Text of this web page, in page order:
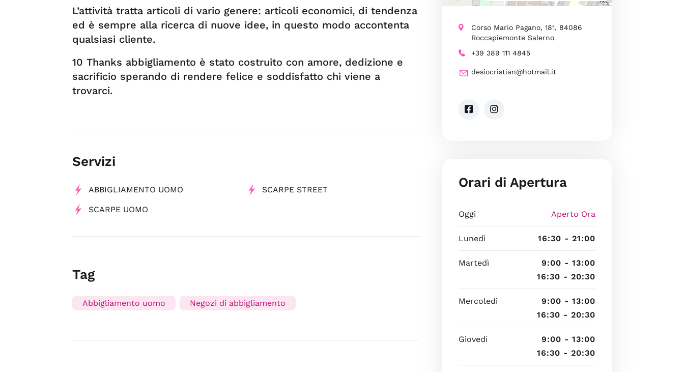
L’attività tratta articoli di vario genere: articoli economici, di tendenza
ed è sempre alla ricerca di nuove idee, in questo modo accontenta
qualsiasi cliente.
10 Thanks abbigliamento è stato costruito con amore, dedizione e
sacrificio sperando di rendere felice e soddisfatto chi viene a
trovarci.
Servizi
ABBIGLIAMENTO UOMO SCARPE STREET
SCARPE UOMO
Tag
Abbigliamento uomo Negozi di abbigliamento
Corso Mario Pagano, 181, 84086
Roccapiemonte Salerno
+39 389 111 4845
desiocristian@hotmail.it
Orari di Apertura
Oggi Aperto Ora
Lunedì 16:30 - 21:00
Martedì
9:00 - 13:00
16:30 - 20:30
Mercoledì
9:00 - 13:00
16:30 - 20:30
Giovedì
9:00 - 13:00
16:30 - 20:30